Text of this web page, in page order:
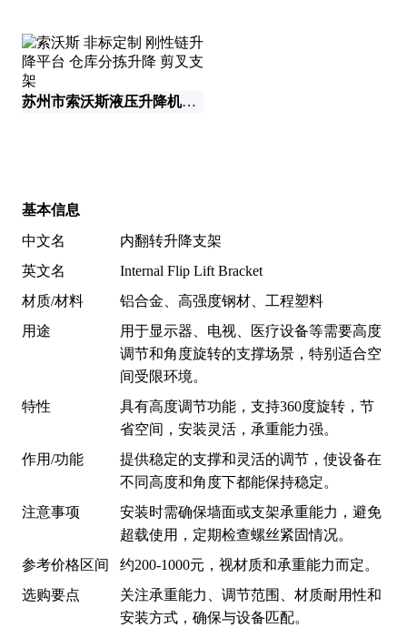
苏州市索沃斯液压升降机械有限公司
基本信息
中文名
内翻转升降支架
英文名
Internal Flip Lift Bracket
材质/材料
铝合金、高强度钢材、工程塑料
用途
用于显示器、电视、医疗设备等需要高度
调节和角度旋转的支撑场景，特别适合空
间受限环境。
特性
具有高度调节功能，支持360度旋转，节
省空间，安装灵活，承重能力强。
作用/功能
提供稳定的支撑和灵活的调节，使设备在
不同高度和角度下都能保持稳定。
注意事项
安装时需确保墙面或支架承重能力，避免
超载使用，定期检查螺丝紧固情况。
参考价格区间
约200-1000元，视材质和承重能力而定。
选购要点
关注承重能力、调节范围、材质耐用性和
安装方式，确保与设备匹配。